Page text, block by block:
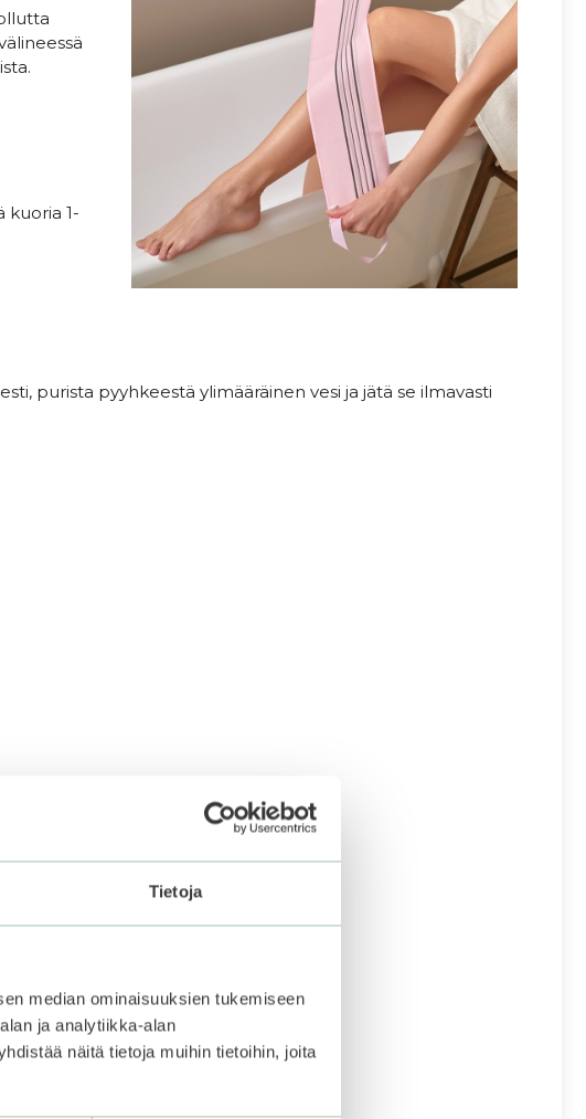
Tietoja
median ominaisuuksien tukemiseen
ja analytiikka-alan
näitä tietoja muihin tietoihin, joita
kuoria 1-
purista pyyhkeestä ylimääräinen vesi ja jätä se ilmavasti